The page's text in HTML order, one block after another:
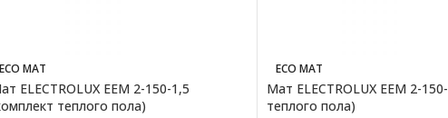
ECO MAT
ELECTROLUX EEM 2-150-1,5
теплого пола)
ECO MAT
Мат ELECTROLUX EEM 2-
теплого пола)